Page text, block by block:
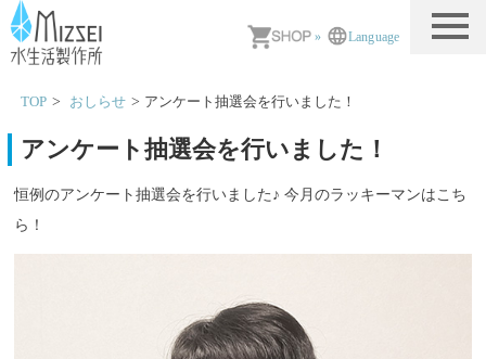
» Language
TOP おしらせ アンケート抽選会を行いました！
アンケート抽選会を行いました！
恒例のアンケート抽選会を行いました♪ 今月のラッキーマンはこち
ら！